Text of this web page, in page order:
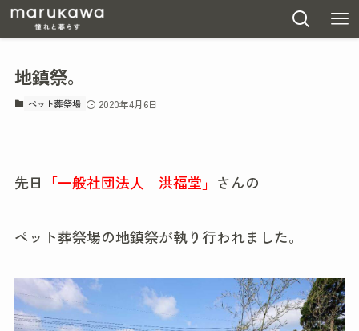
地鎮祭。
ペット葬祭場 2020年4月6日
先日 「一般社団法人 洪福堂」 さんの
ペット葬祭場の地鎮祭が執り行われました。